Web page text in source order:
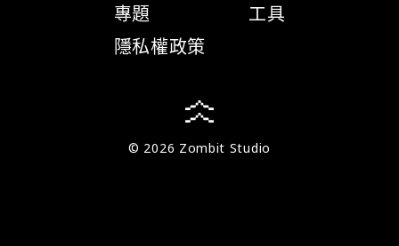
專題
隱私權政策
工具
© 2026 Zombit Studio